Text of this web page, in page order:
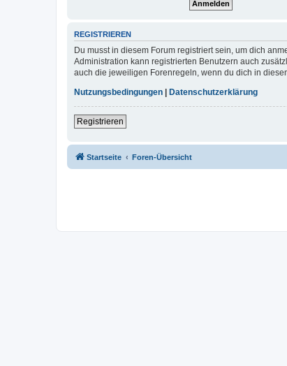
REGISTRIEREN
Du musst in diesem Forum registriert sein, um dich
Administration kann registrierten Benutzern auch
auch die jeweiligen Forenregeln, wenn du dich in
Nutzungsbedingungen
Datenschutzerklärung
Registrieren
Startseite Foren-Übersicht